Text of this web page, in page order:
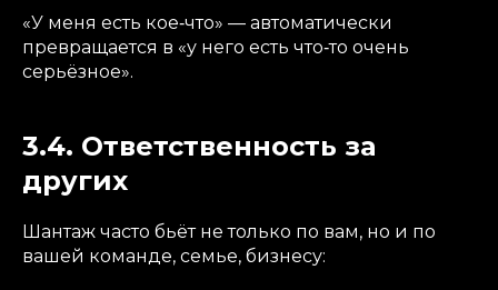
«У меня есть кое‑что» — автоматически
превращается в «у него есть что‑то очень
серьёзное».
3.4. Ответственность за
других
Шантаж часто бьёт не только по вам, но и по
вашей команде, семье, бизнесу: